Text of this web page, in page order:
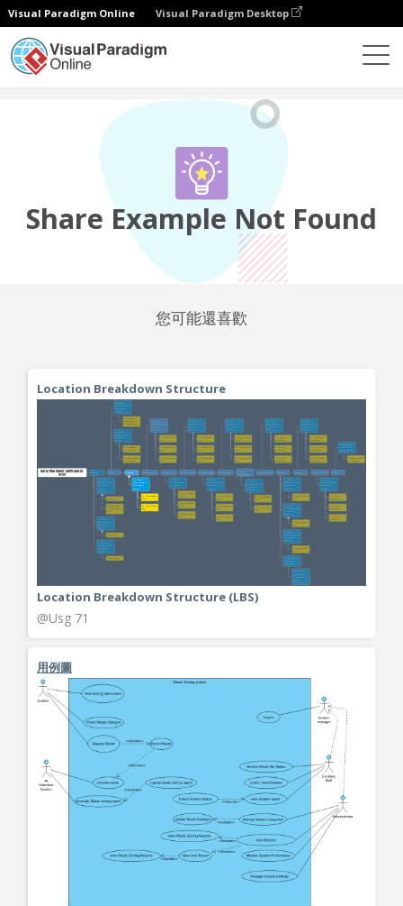
Visual Paradigm Online Visual Paradigm Desktop
Share Example Not Found
您可能還喜歡
Location Breakdown Structure
Location Breakdown Structure (LBS)
@Usg 71
用例圖